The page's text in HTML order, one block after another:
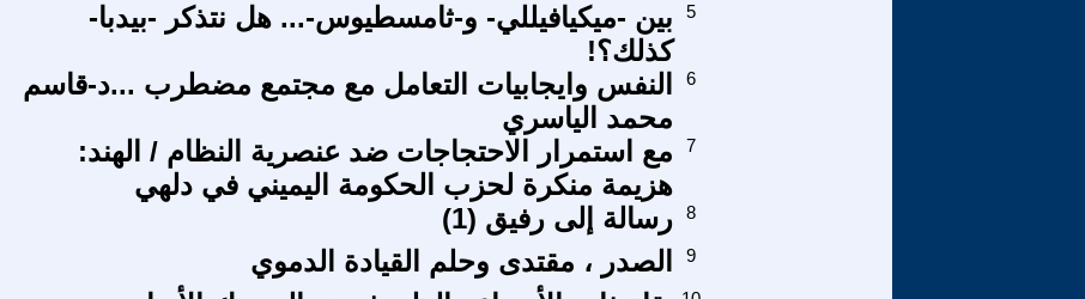
بين -ميكيافيللي- و-ثامسطيوس-... هل نتذكر -بيدبا-
كذلك؟!
5
النفس وايجابيات التعامل مع مجتمع مضطرب ...د-قاسم
محمد الياسري
6
مع استمرار الاحتجاجات ضد عنصرية النظام / الهند:
هزيمة منكرة لحزب الحكومة اليميني في دلهي
7
رسالة إلى رفيق (1) 8
الصدر ، مقتدى وحلم القيادة الدموي 9